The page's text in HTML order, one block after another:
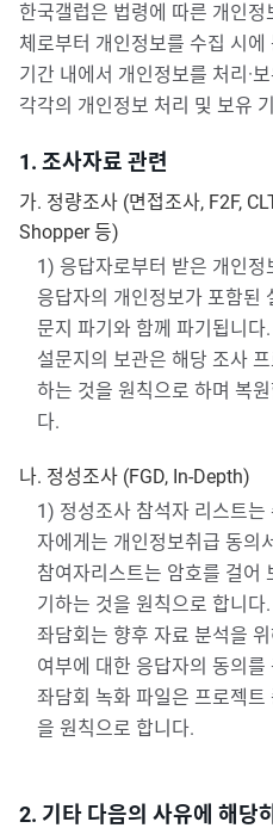
한국갤럽은 법령에 따른 개인정
체로부터 개인정보를 수집 시에
기간 내에서 개인정보를 처리·
각각의 개인정보 처리 및 보유
1. 조사자료 관련
가. 정량조사 (면접조사, F2F,
Shopper 등)
1) 응답자로부터 받은 개인정
응답자의 개인정보가 포함된
문지 파기와 함께 파기됩니다.
설문지의 보관은 해당 조사
하는 것을 원칙으로 하며 복
다.
나. 정성조사 (FGD, In-Depth)
1) 정성조사 참석자 리스트
자에게는 개인정보취급 동의
참여자리스트는 암호를 걸어
기하는 것을 원칙으로 합니다.
좌담회는 향후 자료 분석을
여부에 대한 응답자의 동의를
좌담회 녹화 파일은 프로젝
을 원칙으로 합니다.
2. 기타 다음의 사유에 해당